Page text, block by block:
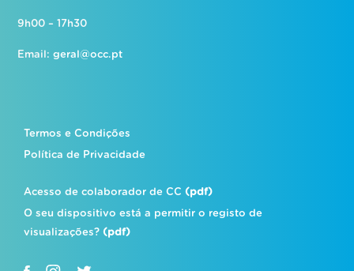
9h00 – 17h30
Email:geral@occ.pt
Termos e Condições
Política de Privacidade
Acesso de colaborador de CC(pdf)
O seu dispositivo está a permitir o registo de
visualizações?(pdf)